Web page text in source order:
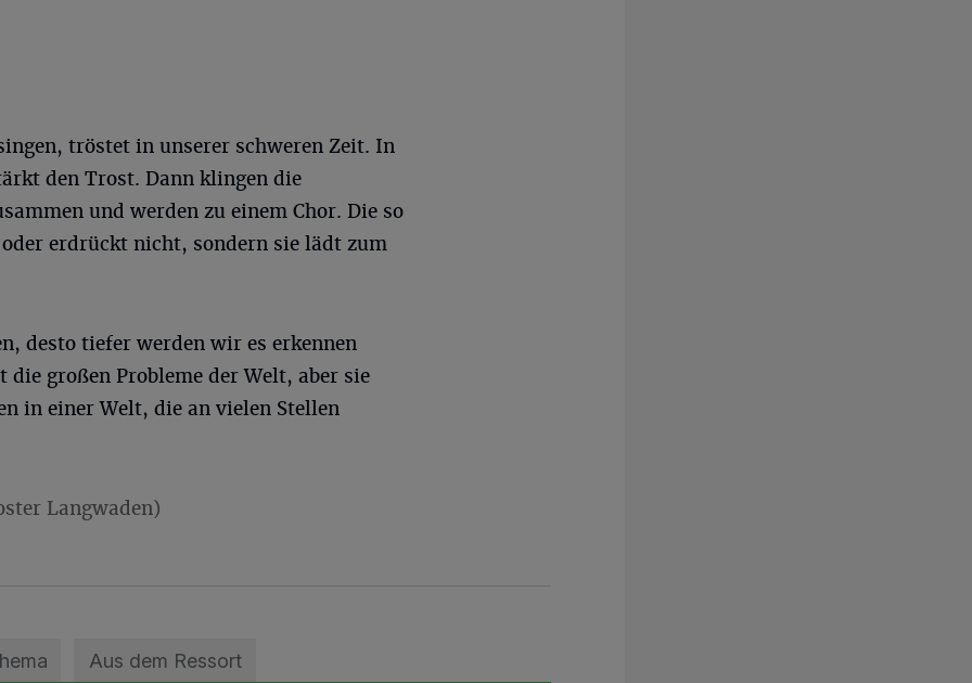
tröstet in unserer schweren Zeit. In
den Trost. Dann klingen die
und werden zu einem Chor. Die so
erdrückt nicht, sondern sie lädt zum
desto tiefer werden wir es erkennen
großen Probleme der Welt, aber sie
in einer Welt, die an vielen Stellen
Langwaden)
Aus dem Ressort